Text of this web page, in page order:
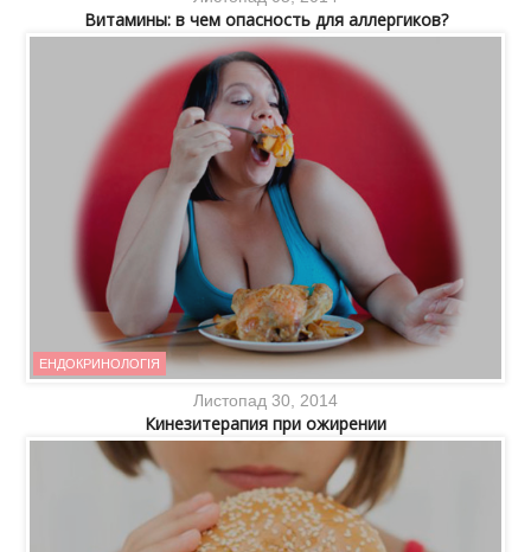
Витамины: в чем опасность для аллергиков?
ЕНДОКРИНОЛОГІЯ
Листопад 30, 2014
Кинезитерапия при ожирении